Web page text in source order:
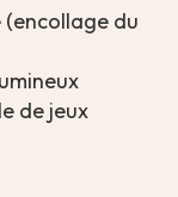
(encollage du
de jeux